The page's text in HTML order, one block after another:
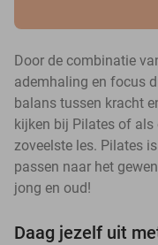
Door de combinatie
ademhaling en focus
balans tussen kracht
kijken bij Pilates of
zoveelste les. Pilates
passen naar het
jong en oud!
Daag jezelf uit